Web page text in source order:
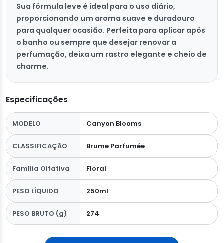
Sua fórmula leve é ideal para o uso diário,
proporcionando um aroma suave e duradouro
para qualquer ocasião. Perfeita para aplicar após
o banho ou sempre que desejar renovar a
perfumação, deixa um rastro elegante e cheio de
charme.
Especificações
MODELO Canyon Blooms
CLASSIFICAÇÃO Brume Parfumée
Família Olfativa Floral
PESO LÍQUIDO 250ml
PESO BRUTO (g) 274